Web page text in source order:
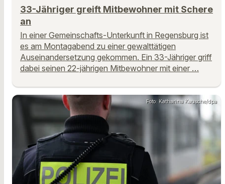
33-Jähriger greift Mitbewohner mit Schere
an
In einer Gemeinschafts-Unterkunft in Regensburg ist
es am Montagabend zu einer gewalttätigen
Auseinandersetzung gekommen. Ein 33-Jähriger griff
dabei seinen 22-jährigen Mitbewohner mit einer …
Foto: Katharina Kausche/dpa